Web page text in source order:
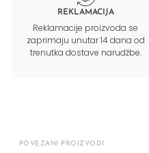
REKLAMACIJA
Reklamacije proizvoda se
zaprimaju unutar 14 dana od
trenutka dostave narudžbe.
POVEZANI PROIZVODI